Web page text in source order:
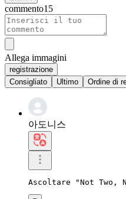
commento15
Allega immagini
registrazione
Consigliato
Ultimo Ordine di
아도니스
Ascoltare "Not Two,